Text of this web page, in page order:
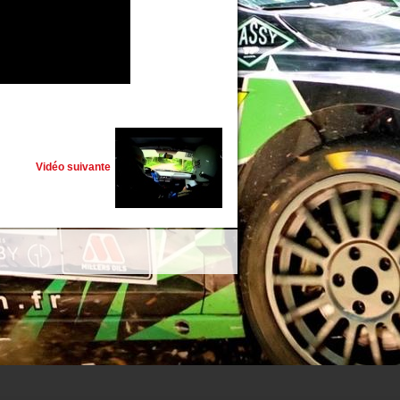
Vidéo suivante